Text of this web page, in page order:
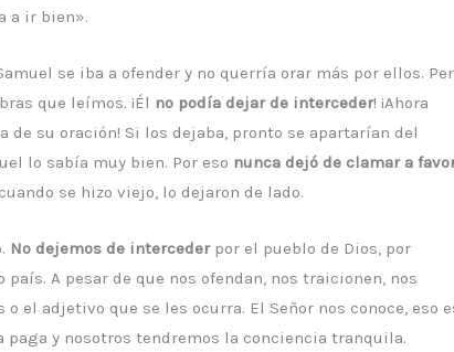
a ir bien».
se iba a ofender y no querría orar más por ellos.
que leímos. ¡Él no podía dejar de interceder! ¡Ahora
de su oración! Si los dejaba, pronto se apartarían del
lo sabía muy bien. Por eso nunca dejó de clamar a
se hizo viejo, lo dejaron de lado.
No dejemos de intercederpor el pueblo de Dios, por
A pesar de que nos ofendan, nos traicionen, nos
el adjetivo que se les ocurra. El Señor nos conoce, eso
paga y nosotros tendremos la conciencia tranquila.